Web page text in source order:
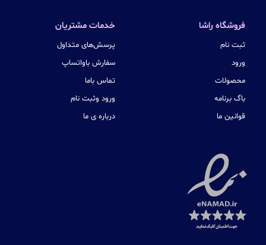
فروشگاه راشا
ثبت نام
ورود
محصولات
باگ برنامه
قوانین ما
خدمات مشتریان
پرسش‌های متداول
سفارش باواتساپ
تماس باما
ورود وثبت نام
درباره ی ما